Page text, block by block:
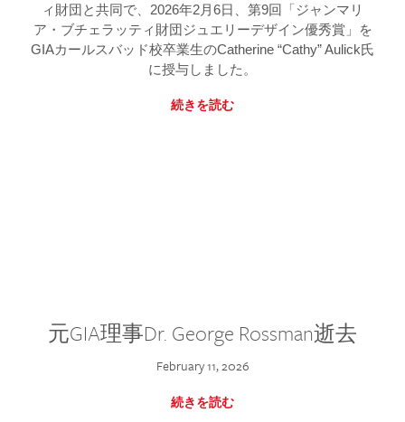
ィ財団と共同で、2026年2月6日、第9回「ジャンマリ
ア・ブチェラッティ財団ジュエリーデザイン優秀賞」を
GIAカールスバッド校卒業生のCatherine “Cathy” Aulick氏
に授与しました。
続きを読む
元GIA理事Dr. George Rossman逝去
February 11, 2026
続きを読む